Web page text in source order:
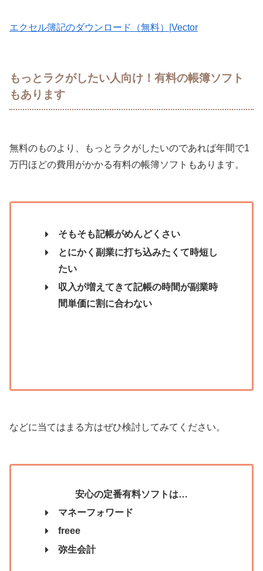
エクセル簿記のダウンロード（無料）|Vector
もっとラクがしたい人向け！有料の帳簿ソフト
もあります
無料のものより、もっとラクがしたいのであれば年間で1
万円ほどの費用がかかる有料の帳簿ソフトもあります。
そもそも記帳がめんどくさい
とにかく副業に打ち込みたくて時短し
たい
収入が増えてきて記帳の時間が副業時
間単価に割に合わない
などに当てはまる方はぜひ検討してみてください。
安心の定番有料ソフトは…
マネーフォワード
freee
弥生会計